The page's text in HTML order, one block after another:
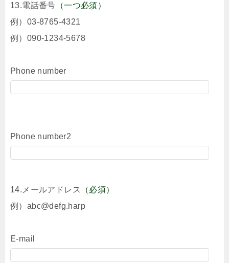
13.電話番号 （一つ必須）
例）03-8765-4321
例）090-1234-5678
Phone number
Phone number2
14.メールアドレス
（必須）
例）abc@defg.harp
E-mail